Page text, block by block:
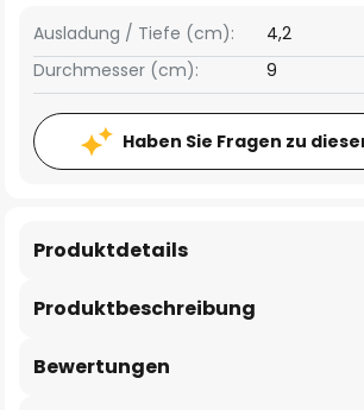
Ausladung / Tiefe (cm):
4,2
Durchmesser (cm):
9
Haben Sie Fragen zu
Produktbeschreibung
Produktdetails
Bewertungen